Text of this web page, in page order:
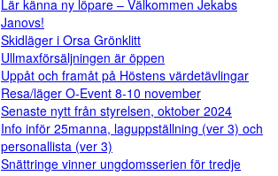
Lär känna ny löpare – Välkommen Jekabs
Janovs!
Skidläger i Orsa Grönklitt
Ullmaxförsäljningen är öppen
Uppåt och framåt på Höstens värdetävlingar
Resa/läger O-Event 8-10 november
Senaste nytt från styrelsen, oktober 2024
Info inför 25manna, laguppställning (ver 3) och
personallista (ver 3)
Snättringe vinner ungdomsserien för tredje